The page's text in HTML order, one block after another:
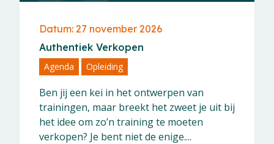
Datum: 27 november 2026
Authentiek Verkopen
Agenda Opleiding
Ben jij een kei in het ontwerpen van
trainingen, maar breekt het zweet je uit bij
het idee om zo’n training te moeten
verkopen? Je bent niet de enige....